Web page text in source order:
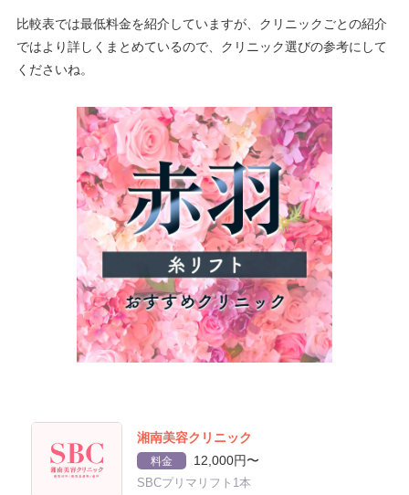
比較表では最低料金を紹介していますが、クリニックごとの紹介
ではより詳しくまとめているので、クリニック選びの参考にして
くださいね。
湘南美容クリニック
料金 12,000円〜
SBCプリマリフト1本